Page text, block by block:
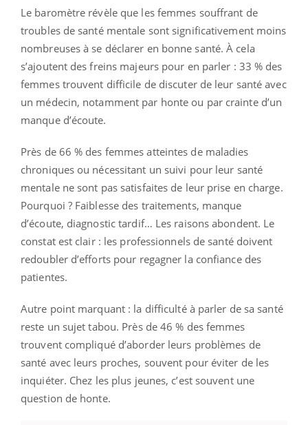
Le baromètre révèle que les femmes souffrant de
troubles de santé mentale sont significativement moins
nombreuses à se déclarer en bonne santé. À cela
s’ajoutent des freins majeurs pour en parler : 33 % des
femmes trouvent difficile de discuter de leur santé avec
un médecin, notamment par honte ou par crainte d’un
manque d’écoute.
Près de 66 % des femmes atteintes de maladies
chroniques ou nécessitant un suivi pour leur santé
mentale ne sont pas satisfaites de leur prise en charge.
Pourquoi ? Faiblesse des traitements, manque
d’écoute, diagnostic tardif… Les raisons abondent. Le
constat est clair : les professionnels de santé doivent
redoubler d’efforts pour regagner la confiance des
patientes.
Autre point marquant : la difficulté à parler de sa santé
reste un sujet tabou. Près de 46 % des femmes
trouvent compliqué d’aborder leurs problèmes de
santé avec leurs proches, souvent pour éviter de les
inquiéter. Chez les plus jeunes, c’est souvent une
question de honte.